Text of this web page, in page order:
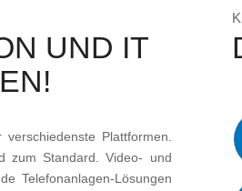
UND IT
Plattformen.
zum Standard. Video- und
Telefonanlagen-Lösungen